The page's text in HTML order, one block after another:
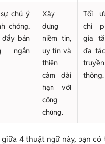
chú ý
chóng,
đẩy bán
ngắn
Xây
dựng
niềm tin,
uy tín và
thiện
cảm dài
hạn với
công
chúng.
Tối
chi
gia
đa
truyền
thông.
4 thuật ngữ này, bạn có